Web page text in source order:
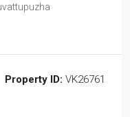
Property ID: VK26761